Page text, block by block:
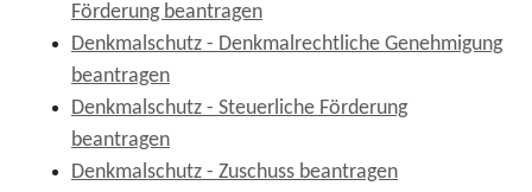
Förderung beantragen
Denkmalschutz - Denkmalrechtliche Genehmigung
beantragen
Denkmalschutz - Steuerliche Förderung
beantragen
Denkmalschutz - Zuschuss beantragen